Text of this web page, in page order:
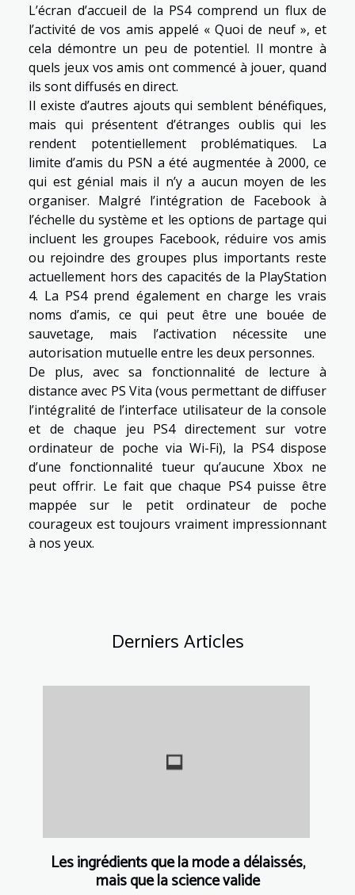
L’écran d’accueil de la PS4 comprend un flux de
l’activité de vos amis appelé « Quoi de neuf », et
cela démontre un peu de potentiel. Il montre à
quels jeux vos amis ont commencé à jouer, quand
ils sont diffusés en direct.
Il existe d’autres ajouts qui semblent bénéfiques,
mais qui présentent d’étranges oublis qui les
rendent potentiellement problématiques. La
limite d’amis du PSN a été augmentée à 2000, ce
qui est génial mais il n’y a aucun moyen de les
organiser. Malgré l’intégration de Facebook à
l’échelle du système et les options de partage qui
incluent les groupes Facebook, réduire vos amis
ou rejoindre des groupes plus importants reste
actuellement hors des capacités de la PlayStation
4. La PS4 prend également en charge les vrais
noms d’amis, ce qui peut être une bouée de
sauvetage, mais l’activation nécessite une
autorisation mutuelle entre les deux personnes.
De plus, avec sa fonctionnalité de lecture à
distance avec PS Vita (vous permettant de diffuser
l’intégralité de l’interface utilisateur de la console
et de chaque jeu PS4 directement sur votre
ordinateur de poche via Wi-Fi), la PS4 dispose
d’une fonctionnalité tueur qu’aucune Xbox ne
peut offrir. Le fait que chaque PS4 puisse être
mappée sur le petit ordinateur de poche
courageux est toujours vraiment impressionnant
à nos yeux.
Derniers Articles
Les ingrédients que la mode a délaissés,
mais que la science valide